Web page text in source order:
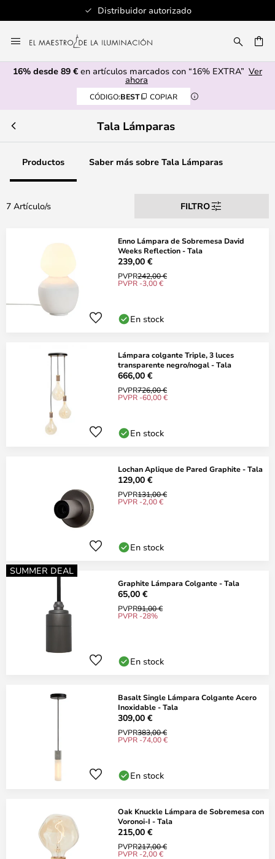
Distribuidor autorizado
al
contenido
16% desde 89 € en artículos marcados con “16% EXTRA” Ver
ahora
CÓDIGO:BEST COPIAR
Tala Lámparas
Productos Saber más sobre Tala Lámparas
7 Artículo/s FILTRO
Enno Lámpara de Sobremesa David
Weeks Reflection - Tala
239,00 €
PVPR242,00 €
PVPR -3,00 €
En stock
Lámpara colgante Triple, 3 luces
transparente negro/nogal - Tala
666,00 €
PVPR726,00 €
PVPR -60,00 €
En stock
Lochan Aplique de Pared Graphite - Tala
129,00 €
PVPR131,00 €
PVPR -2,00 €
En stock
SUMMER DEAL
Graphite Lámpara Colgante - Tala
65,00 €
PVPR91,00 €
PVPR -28%
En stock
Basalt Single Lámpara Colgante Acero
Inoxidable - Tala
309,00 €
PVPR383,00 €
PVPR -74,00 €
En stock
Oak Knuckle Lámpara de Sobremesa con
Voronoi-I - Tala
215,00 €
PVPR217,00 €
PVPR -2,00 €